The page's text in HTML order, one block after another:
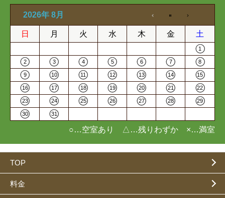
2026年 8月
日 月 火 水 木 金 土
1
2 3 4 5 6 7 8
9 10 11 12 13 14 15
16 17 18 19 20 21 22
23 24 25 26 27 28 29
30 31
○…空室あり △…残りわずか ×…満室
TOP
料金